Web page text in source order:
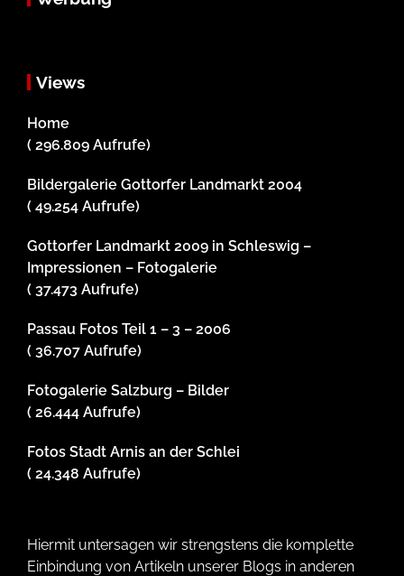
Views
Home
( 296.809 Aufrufe)
Bildergalerie Gottorfer Landmarkt 2004
( 49.254 Aufrufe)
Gottorfer Landmarkt 2009 in Schleswig –
Impressionen – Fotogalerie
( 37.473 Aufrufe)
Passau Fotos Teil 1 – 3 – 2006
( 36.707 Aufrufe)
Fotogalerie Salzburg – Bilder
( 26.444 Aufrufe)
Fotos Stadt Arnis an der Schlei
( 24.348 Aufrufe)
Hiermit untersagen wir strengstens die komplette
Einbindung von Artikeln unserer Blogs in anderen